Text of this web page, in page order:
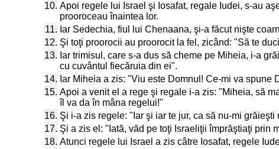
10. Apoi regele lui Israel şi Iosafat, regale Iudei, s-au
prooroceau înaintea lor.
11. Iar Sedechia, fiul lui Chenaana, şi-a făcut nişte
12. Şi toţi proorocii au proorocit la fel, zicând: "Să te
13. Iar trimisul, care s-a dus să cheme pe Miheia, i-a
cu cuvântul fiecăruia din ei".
14. Iar Miheia a zis: "Viu este Domnul! Ce-mi va spune
15. Apoi a venit el a rege şi regale i-a zis: "Miheia, să
îl va da în mâna regelui!"
16. Şi i-a zis regele: "Iar şi iar te jur, ca să nu-mi
17. Şi a zis el: "Iată, văd pe toţi Israeliţii împrăştiaţi prin
18. Atunci regele lui Israel a zis câtre Iosafat, regele